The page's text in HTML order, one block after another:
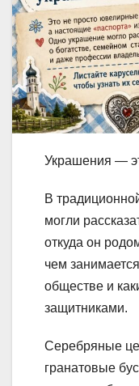
Украшения —
В
могли
откуда он
чем
обществе и
защитниками.
Серебряные
гранатовые